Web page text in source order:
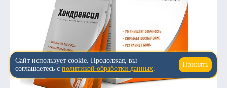
↑
Сайт использует cookie. Продолжая, вы
соглашаетесь с политикой обработки данных.
Принять